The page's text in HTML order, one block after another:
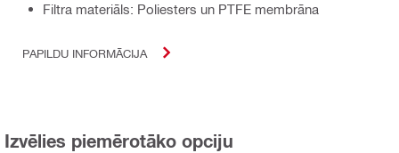
Filtra materiāls: Poliesters un PTFE membrāna
PAPILDU INFORMĀCIJA
Izvēlies piemērotāko opciju